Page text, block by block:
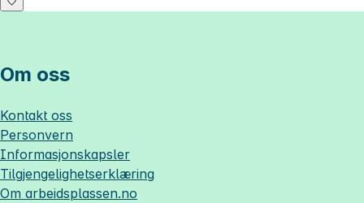
Om oss
Kontakt oss
Personvern
Informasjonskapsler
Tilgjengelighetserklæring
Om arbeidsplassen.no